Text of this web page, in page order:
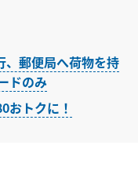
、郵便局へ荷物を持
ドのみ
おトクに！